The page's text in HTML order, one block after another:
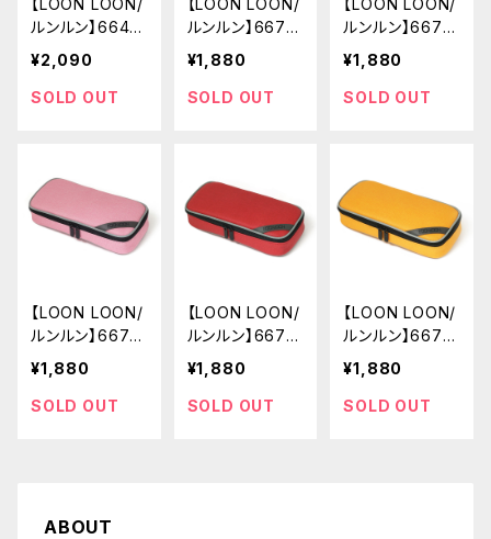
【LOON LOON/
ルンルン】664
ウッド ペンケー
ス (ダークブラウ
ン)
¥2,090
SOLD OUT
【LOON LOON/
ルンルン】667
メロウ ペンケー
ス (シックグレ
ー)
¥1,880
SOLD OUT
【LOON LOON/
ルンルン】667
メロウ ペンケー
ス (フォレストグ
リーン)
¥1,880
SOLD OUT
【LOON LOON/
ルンルン】667
メロウ ペンケー
ス (サンドピン
ク)
¥1,880
SOLD OUT
【LOON LOON/
ルンルン】667
メロウ ペンケー
ス (ビンテージ
レッド)
¥1,880
SOLD OUT
【LOON LOON/
ルンルン】667
メロウ ペンケー
ス (パンチイエロ
ー)
¥1,880
SOLD OUT
ABOUT